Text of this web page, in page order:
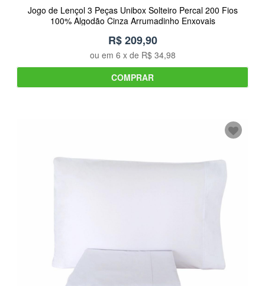
Jogo de Lençol 3 Peças Unibox Solteiro Percal 200 Fios
100% Algodão Cinza Arrumadinho Enxovais
R$ 209,90
ou em 6 x de R$ 34,98
COMPRAR